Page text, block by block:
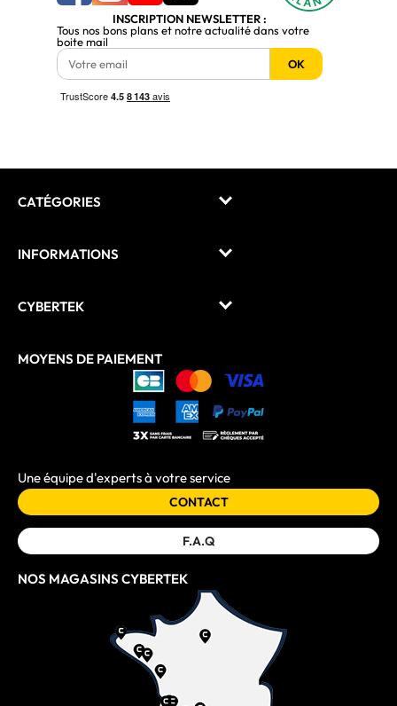
INSCRIPTION NEWSLETTER :
Tous nos bons plans et notre actualité dans votre
boite mail
OK
CATÉGORIES
INFORMATIONS
CYBERTEK
MOYENS DE PAIEMENT
Une équipe d'experts à votre service
CONTACT
F.A.Q
NOS MAGASINS CYBERTEK